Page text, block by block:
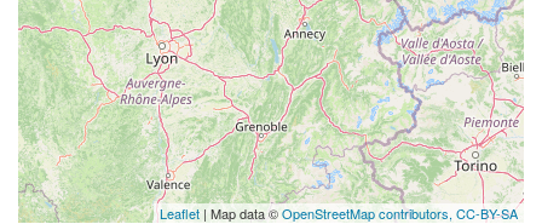
Leaflet | Map data ©OpenStreetMap contributors, CC-BY-SA